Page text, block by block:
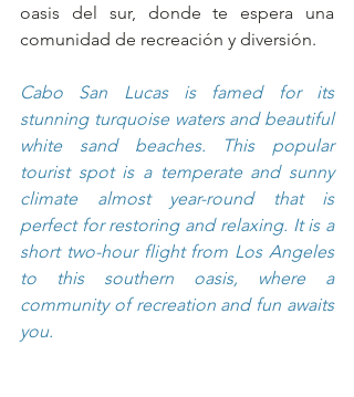
oasis del sur, donde te espera una
comunidad de recreación y diversión.
Cabo San Lucas is famed for its
stunning turquoise waters and beautiful
white sand beaches. This popular
tourist spot is a temperate and sunny
climate almost year-round that is
perfect for restoring and relaxing. It is a
short two-hour flight from Los Angeles
to this southern oasis, where a
community of recreation and fun awaits
you.